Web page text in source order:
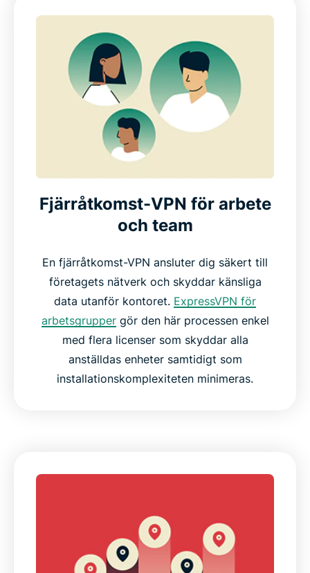
Fjärråtkomst-VPN för arbete
och team
En fjärråtkomst-VPN ansluter dig säkert till
företagets nätverk och skyddar känsliga
data utanför kontoret. ExpressVPN för
arbetsgruppergör den här processen enkel
med flera licenser som skyddar alla
anställdas enheter samtidigt som
installationskomplexiteten minimeras.